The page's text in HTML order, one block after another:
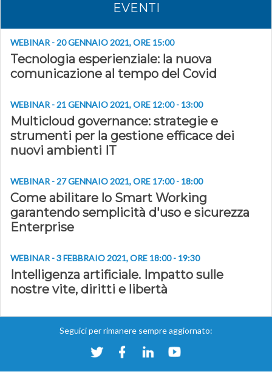
EVENTI
WEBINAR - 20 GENNAIO 2021, ORE 15:00
Tecnologia esperienziale: la nuova
comunicazione al tempo del Covid
WEBINAR - 21 GENNAIO 2021, ORE 12:00 - 13:00
Multicloud governance: strategie e
strumenti per la gestione efficace dei
nuovi ambienti IT
WEBINAR - 27 GENNAIO 2021, ORE 17:00 - 18:00
Come abilitare lo Smart Working
garantendo semplicità d'uso e sicurezza
Enterprise
WEBINAR - 3 FEBBRAIO 2021, ORE 18:00 - 19:30
Intelligenza artificiale. Impatto sulle
nostre vite, diritti e libertà
Seguici per rimanere sempre aggiornato: